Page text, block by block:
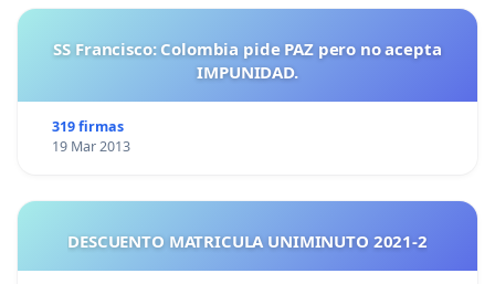
SS Francisco: Colombia pide PAZ pero no acepta
IMPUNIDAD.
319 firmas
19 Mar 2013
DESCUENTO MATRICULA UNIMINUTO 2021-2